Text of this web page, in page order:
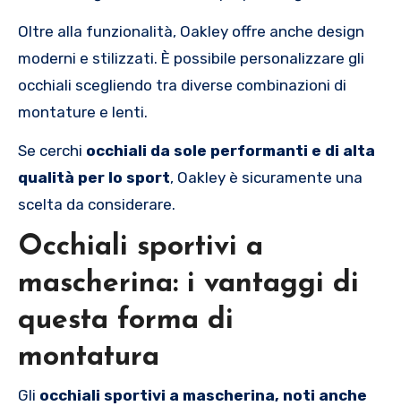
Oltre alla funzionalità, Oakley offre anche design
moderni e stilizzati. È possibile personalizzare gli
occhiali scegliendo tra diverse combinazioni di
montature e lenti.
Se cerchi occhiali da sole performanti e di alta
qualità per lo sport, Oakley è sicuramente una
scelta da considerare.
Occhiali sportivi a
mascherina: i vantaggi di
questa forma di
montatura
Gli occhiali sportivi a mascherina, noti anche